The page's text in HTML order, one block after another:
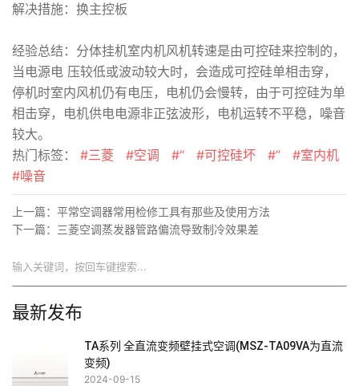
解决措施：换主控板
经验总结：分体挂机室内机风机转速是由可控硅来控制的，
当电源电 压较低或波动较大时，会造成可控硅单相击穿，
停机时室内风机仍有电压，电机仍会慢转，由于可控硅为单
相击穿，电机供电电源非正弦波形，电机运转不平稳，噪音
较大。
热门标签： #三菱 #空调 #“ #可控硅坏 #”
#室内机
#噪音
上一篇： 平常空调器常用检修工具有那些及使用方法
下一篇： 三菱空调蒸发器管路偏流导致制冷效果差
最新发布
TA系列 全直流变频壁挂式空调(MSZ-TA09VA为直流
变频)
2024-09-15